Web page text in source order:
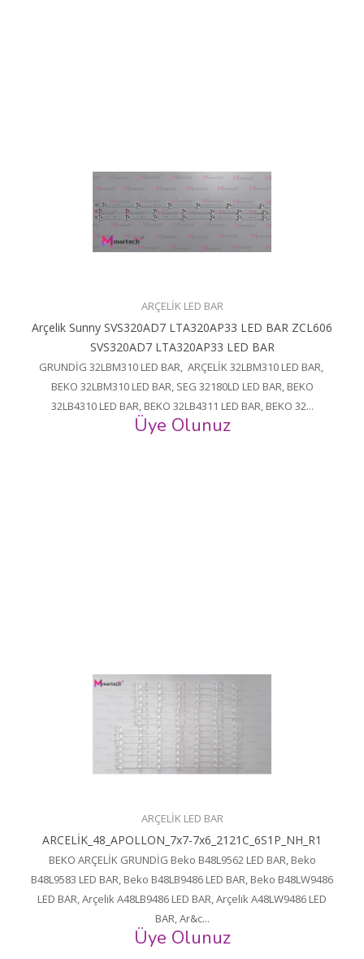
ARÇELİK LED BAR
Arçelik Sunny SVS320AD7 LTA320AP33 LED BAR ZCL606
SVS320AD7 LTA320AP33 LED BAR
GRUNDİG 32LBM310 LED BAR, ARÇELİK 32LBM310 LED BAR,
BEKO 32LBM310 LED BAR, SEG 32180LD LED BAR, BEKO
32LB4310 LED BAR, BEKO 32LB4311 LED BAR, BEKO 32...
Üye Olunuz
ARÇELİK LED BAR
ARCELİK_48_APOLLON_7x7-7x6_2121C_6S1P_NH_R1
BEKO ARÇELİK GRUNDİG Beko B48L9562 LED BAR, Beko
B48L9583 LED BAR, Beko B48LB9486 LED BAR, Beko B48LW9486
LED BAR, Arçelik A48LB9486 LED BAR, Arçelik A48LW9486 LED
BAR, Ar&c...
Üye Olunuz